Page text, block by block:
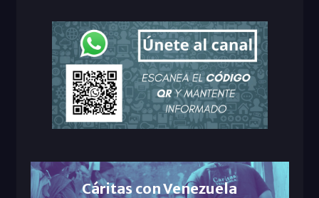
Cáritas con Venezuela